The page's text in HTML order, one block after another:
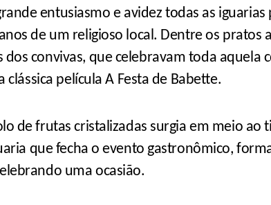
entusiasmo e avidez todas as iguarias
de um religioso local. Dentre os pratos
convivas, que celebravam toda aquela
clássica película A Festa de Babette.
de frutas cristalizadas surgia em meio ao
que fecha o evento gastronômico,
uma ocasião.